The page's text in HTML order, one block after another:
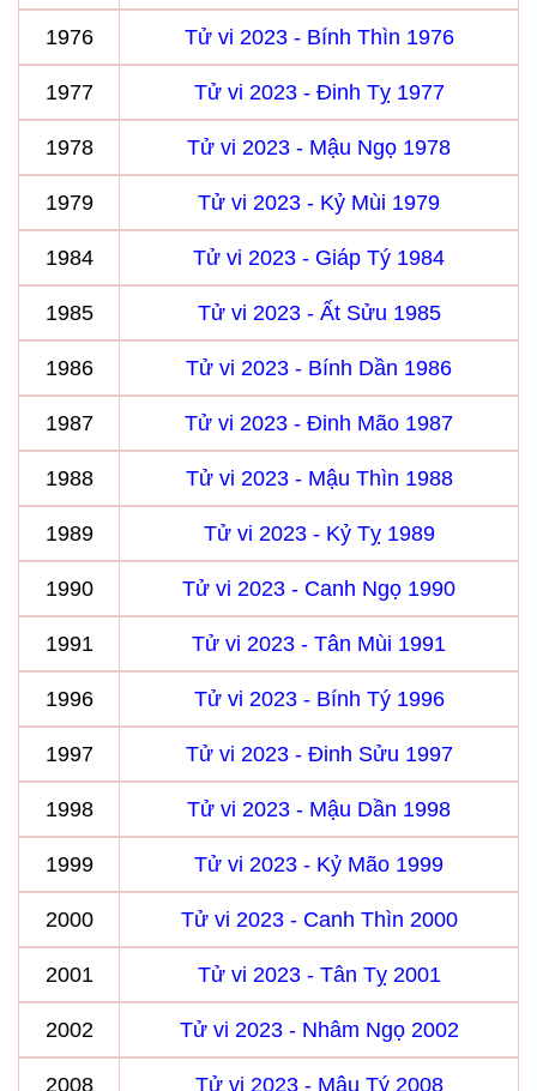
1976 Tử vi 2023 - Bính Thìn 1976
1977 Tử vi 2023 - Đinh Tỵ 1977
1978 Tử vi 2023 - Mậu Ngọ 1978
1979 Tử vi 2023 - Kỷ Mùi 1979
1984 Tử vi 2023 - Giáp Tý 1984
1985 Tử vi 2023 - Ất Sửu 1985
1986 Tử vi 2023 - Bính Dần 1986
1987 Tử vi 2023 - Đinh Mão 1987
1988 Tử vi 2023 - Mậu Thìn 1988
1989 Tử vi 2023 - Kỷ Tỵ 1989
1990 Tử vi 2023 - Canh Ngọ 1990
1991 Tử vi 2023 - Tân Mùi 1991
1996 Tử vi 2023 - Bính Tý 1996
1997 Tử vi 2023 - Đinh Sửu 1997
1998 Tử vi 2023 - Mậu Dần 1998
1999 Tử vi 2023 - Kỷ Mão 1999
2000 Tử vi 2023 - Canh Thìn 2000
2001 Tử vi 2023 - Tân Tỵ 2001
2002 Tử vi 2023 - Nhâm Ngọ 2002
2008 Tử vi 2023 - Mậu Tý 2008